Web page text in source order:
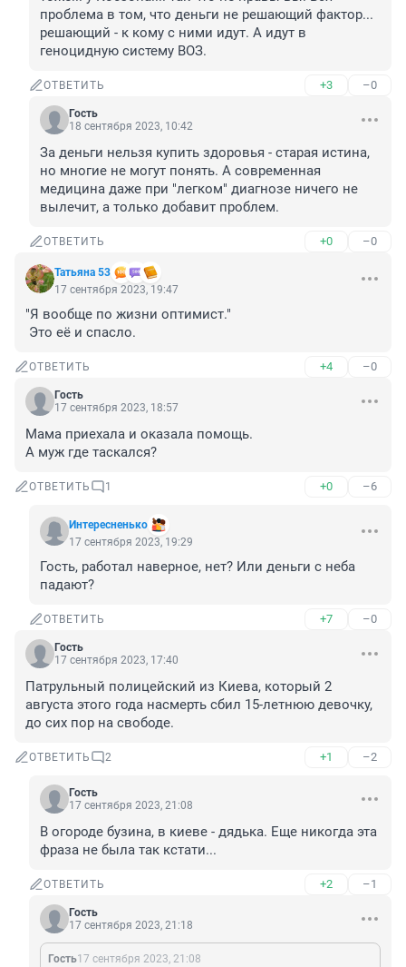
проблема в том, что деньги не решающий фактор...
решающий - к кому с ними идут. А идут в
геноцидную систему ВОЗ.
ОТВЕТИТЬ +3 –0
Гость
18 сентября 2023, 10:42
За деньги нельзя купить здоровья - старая истина,
но многие не могут понять. А современная
медицина даже при "легком" диагнозе ничего не
вылечит, а только добавит проблем.
ОТВЕТИТЬ +0 –0
Татьяна 53
17 сентября 2023, 19:47
"Я вообще по жизни оптимист."
Это её и спасло.
ОТВЕТИТЬ +4 –0
Гость
17 сентября 2023, 18:57
Мама приехала и оказала помощь.
А муж где таскался?
ОТВЕТИТЬ 1 +0 –6
Интересненько
17 сентября 2023, 19:29
Гость, работал наверное, нет? Или деньги с неба
падают?
ОТВЕТИТЬ +7 –0
Гость
17 сентября 2023, 17:40
Патрульный полицейский из Киева, который 2
августа этого года насмерть сбил 15-летнюю девочку,
до сих пор на свободе.
ОТВЕТИТЬ 2 +1 –2
Гость
17 сентября 2023, 21:08
В огороде бузина, в киеве - дядька. Еще никогда эта
фраза не была так кстати...
ОТВЕТИТЬ +2 –1
Гость
17 сентября 2023, 21:18
Гость17 сентября 2023, 21:08